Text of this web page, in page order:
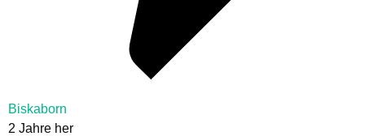
Biskaborn
2 Jahre her